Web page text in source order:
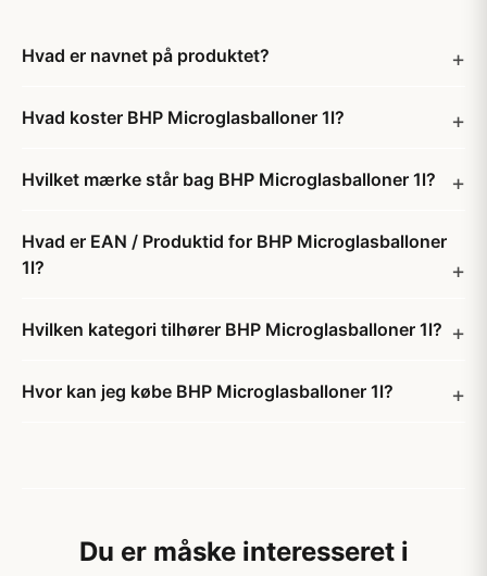
Hvad er navnet på produktet?
Hvad koster BHP Microglasballoner 1l?
Hvilket mærke står bag BHP Microglasballoner 1l?
Hvad er EAN / Produktid for BHP Microglasballoner
1l?
Hvilken kategori tilhører BHP Microglasballoner 1l?
Hvor kan jeg købe BHP Microglasballoner 1l?
Du er måske interesseret i